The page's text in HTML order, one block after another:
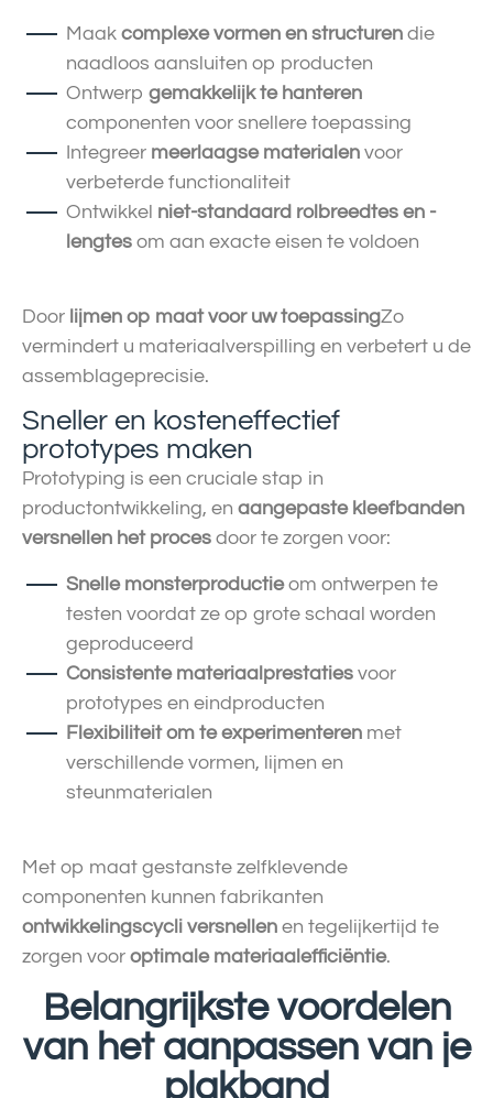
Maak complexe vormen en structuren die
naadloos aansluiten op producten
Ontwerp gemakkelijk te hanteren
componenten voor snellere toepassing
Integreer meerlaagse materialen voor
verbeterde functionaliteit
Ontwikkel niet-standaard rolbreedtes en -
lengtes om aan exacte eisen te voldoen
Door lijmen op maat voor uw toepassingZo
vermindert u materiaalverspilling en verbetert u de
assemblageprecisie.
Sneller en kosteneffectief
prototypes maken
Prototyping is een cruciale stap in
productontwikkeling, en aangepaste kleefbanden
versnellen het proces door te zorgen voor:
Snelle monsterproductieom ontwerpen te
testen voordat ze op grote schaal worden
geproduceerd
Consistente materiaalprestaties voor
prototypes en eindproducten
Flexibiliteit om te experimenteren met
verschillende vormen, lijmen en
steunmaterialen
Met op maat gestanste zelfklevende
componenten kunnen fabrikanten
ontwikkelingscycli versnellen en tegelijkertijd te
zorgen voor optimale materiaalefficiëntie.
Belangrijkste voordelen
van het aanpassen van je
plakband